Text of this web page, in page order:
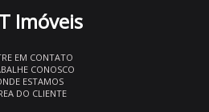
Imóveis
EM CONTATO
CONOSCO
ESTAMOS
DO CLIENTE